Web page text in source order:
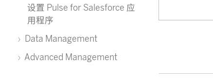
设置 Pulse for Salesforce 应
用程序
Data Management
Advanced Management